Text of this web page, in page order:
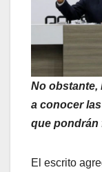
No obstante,
a conocer
que pondrán
El escrito